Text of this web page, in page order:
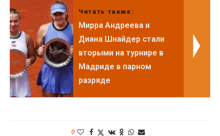
Читать также:
Мирра Андреева и
Диана Шнайдер стали
вторыми на турнире в
Мадриде в парном
разряде
0